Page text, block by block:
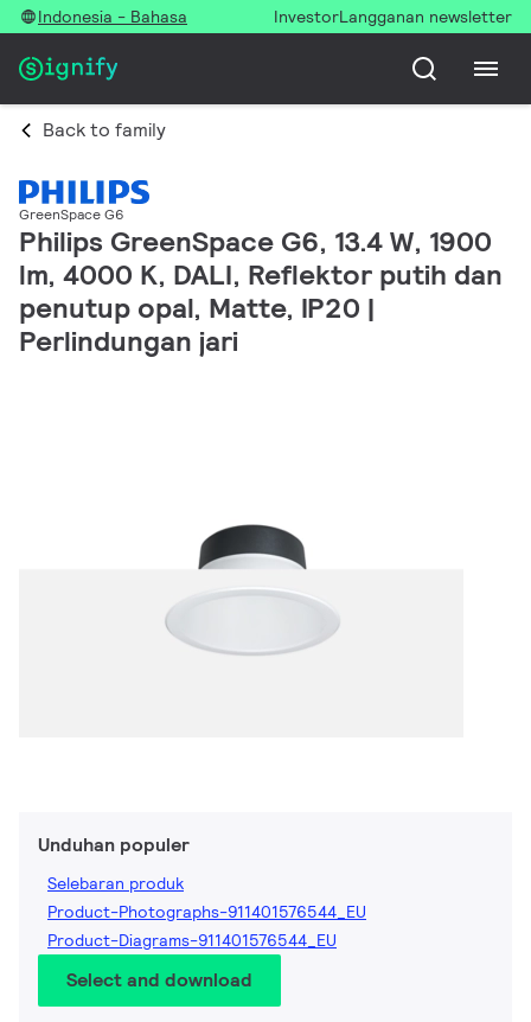
Indonesia - Bahasa InvestorLangganan newsletter
Back to family
GreenSpace G6
Philips GreenSpace G6, 13.4 W, 1900
lm, 4000 K, DALI, Reflektor putih dan
penutup opal, Matte, IP20 |
Perlindungan jari
Unduhan populer
Selebaran produk
Product-Photographs-911401576544_EU
Product-Diagrams-911401576544_EU
Select and download